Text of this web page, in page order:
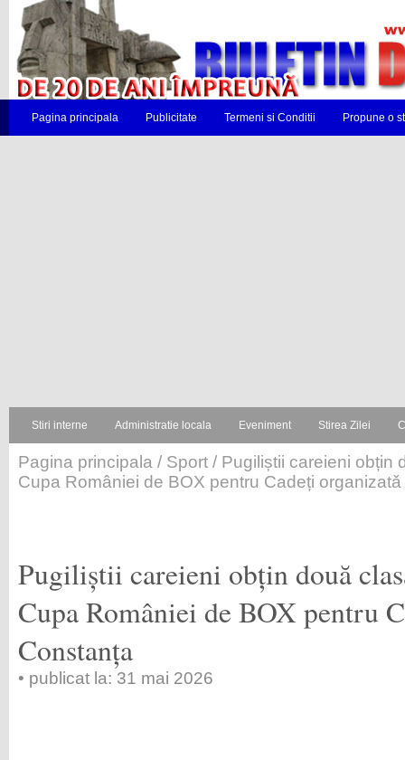
Pagina principala Publicitate Termeni si Conditii Propune o
Stiri interne Administratie locala Eveniment Stirea Zilei
Pagina principala / Sport / Pugiliștii careieni obțin
Cupa României de BOX pentru Cadeți
Pugiliștii careieni obțin două
Cupa României de BOX pentru
Constanța
• publicat la: 31 mai 2026